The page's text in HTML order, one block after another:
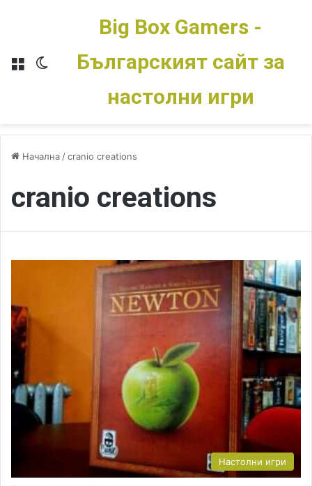
Меню Switch skin
Big Box Gamers -
Българският сайт за
настолни игри
Начална /cranio creations
cranio creations
Настолни игри